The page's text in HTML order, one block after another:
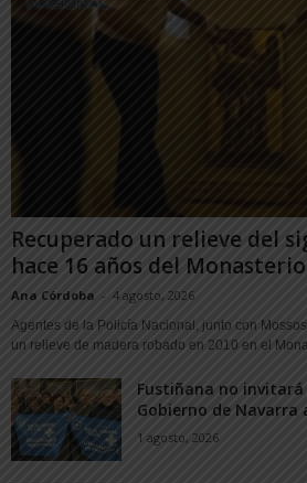
Recuperado un relieve del
hace 16 años del
Ana Córdoba - 4 agosto, 2026
Agentes de la Policía Nacional, junto con
un relieve de madera robado en 2010 en el
Fustiñana no
Gobierno de Navarra
1 agosto, 2026